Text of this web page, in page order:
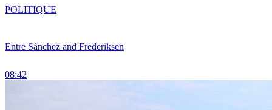
Entre Sánchez and Frederiksen
08:42
POLITIQUE